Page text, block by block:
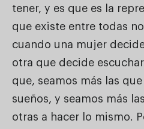
tener, y es que es la
que existe entre todas
cuando una mujer
otra que decide
que, seamos más las
sueños, y seamos más
otras a hacer lo mismo.